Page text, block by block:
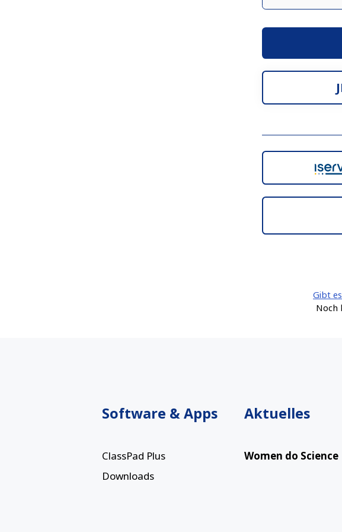
Gibt
Noch
Software & Apps
ClassPad Plus
Downloads
Aktuelles
Women do Science